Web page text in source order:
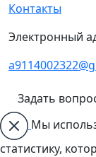
Контакты
Электронный
Задать
Мы
статистику,